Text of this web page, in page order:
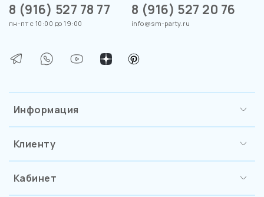
Информация
Клиенту
Кабинет
8 (916) 527 78 77
пн-пт с 10:00 до 19:00
8 (916) 527 20 76
info@sm-party.ru